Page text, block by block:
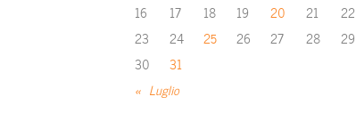
« Luglio
16
17 18 19 20 21
22
23
24 25 26 27 28
29
30
31